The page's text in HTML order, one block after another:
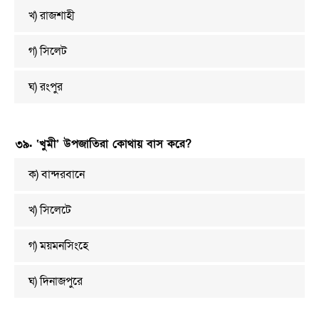
খ) রাজশাহী
গ) সিলেট
ঘ) রংপুর
৩৯. ‘খুমী’ উপজাতিরা কোথায় বাস করে?
ক) বান্দরবানে
খ) সিলেটে
গ) ময়মনসিংহে
ঘ) দিনাজপুরে